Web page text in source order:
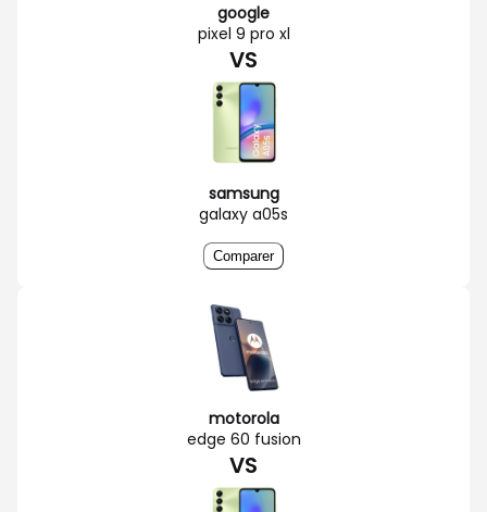
google
pixel 9 pro xl
VS
samsung
galaxy a05s
Comparer
motorola
edge 60 fusion
VS